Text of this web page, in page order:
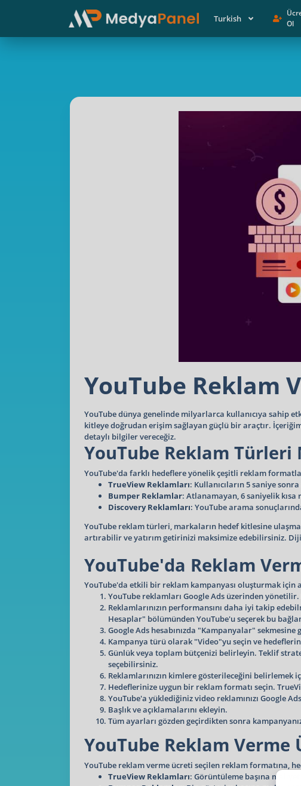
Turkish
Ol
YouTube Reklam
YouTube dünya genelinde milyarlarca kullanıcıya sahip
kitleye doğrudan erişim sağlayan güçlü bir araçtır.
detaylı bilgiler vereceğiz.
YouTube Reklam Türleri
YouTube'da farklı hedeflere yönelik çeşitli reklam
TrueView Reklamları: Kullanıcıların 5 saniye
Bumper Reklamlar: Atlanamayan, 6 saniyelik
Discovery Reklamları: YouTube arama
YouTube reklam türleri, markaların hedef kitlesine
artırabilir ve yatırım getirinizi maksimize edebilirsiniz.
YouTube'da Reklam
YouTube'da etkili bir reklam kampanyası oluşturmak için
YouTube reklamları Google Ads üzerinden
Reklamlarınızın performansını daha iyi takip
Hesaplar" bölümünden YouTube'u seçerek bu
Google Ads hesabınızda "Kampanyalar"
Kampanya türü olarak "Video"yu seçin ve
Günlük veya toplam bütçenizi belirleyin. Teklif
seçebilirsiniz.
Reklamlarınızın kimlere gösterileceğini
Hedeflerinize uygun bir reklam formatı seçin.
YouTube'a yüklediğiniz video reklamınızı Google
Başlık ve açıklamalarını ekleyin.
Tüm ayarları gözden geçirdikten sonra
YouTube Reklam Verme
YouTube reklam verme ücreti seçilen reklam formatına,
TrueView Reklamları: Görüntüleme başına maliyet